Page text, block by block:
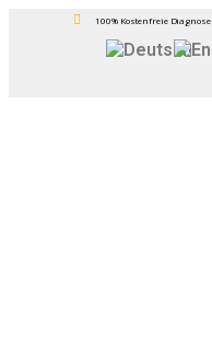
100% Kostenfreie Diagnose